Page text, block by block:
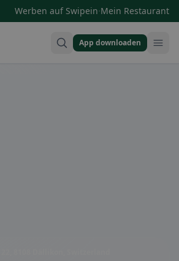
Werben auf Swipein·Mein Restaurant
App downloaden